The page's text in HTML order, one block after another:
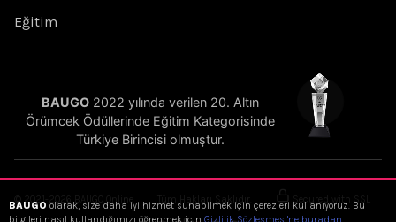
Eğitim
BAUGO 2022 yılında verilen 20. Altın
Örümcek Ödüllerinde Eğitim Kategorisinde
Türkiye Birincisi olmuştur.
© 2021-2026 BAUGO Online Tüm Hakları Saklıdır. Secured with SSL
BAUGO olarak, size daha iyi hizmet sunabilmek için çerezleri kullanıyoruz. Bu